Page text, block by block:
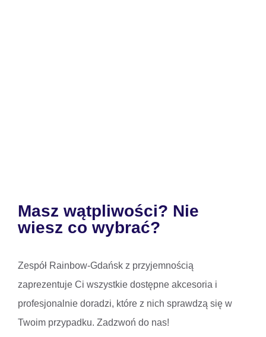
Masz wątpliwości? Nie
wiesz co wybrać?
Zespół Rainbow-Gdańsk z przyjemnością
zaprezentuje Ci wszystkie dostępne akcesoria i
profesjonalnie doradzi, które z nich sprawdzą się w
Twoim przypadku. Zadzwoń do nas!